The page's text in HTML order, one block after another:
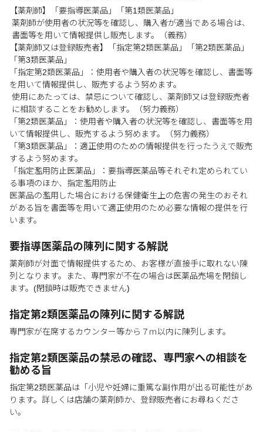
【薬剤師】「要指導医薬品」「第1類医薬品」
薬剤師が使用者の状況等を確認し、購入者が適当である場合は、
書面等を用いて情報提供し販売します。（義務）
【薬剤師又は登録販売者】「指定第2類医薬品」「第2類医薬品」
「第3類医薬品」
「指定第2類医薬品」：使用者や購入者の状況等を確認し、書面等
を用いて情報提供し、販売するよう努めます。
使用にあたっては、禁忌について確認し、薬剤師又は登録販売者
に相談することをお勧めします。（努力義務）
「第2類医薬品」：使用者や購入者の状況等を確認し、書面等を用
いて情報提供し、販売するよう努めます。（努力義務）
「第3類医薬品」：適正使用のための情報提供を行ったうえで販売
するよう努めます。
「指定濫用防止医薬品」：要指導医薬品等それぞれ定められてい
る事項のほか、指定濫用防止
医薬品の濫用した場合における保健衛生上の危害の発生のおそれ
がある旨を書面等を用いて適正使用のため必要な情報の提供を行
います。
要指導医薬品の陳列に関する解説
薬剤師が対面で情報提供するため、お客様が直接手に取れない陳
列となります。また、専門家が不在の場合は医薬品売場を閉鎖し
ます。(閉鎖時は販売できません)
指定第2類医薬品の陳列に関する解説
専門家が在席するカウンター等から７ｍ以内に陳列します。
指定第2類医薬品の禁忌の確認、専門家への相談を
勧める旨
指定第2類医薬品は「小児や妊婦に重篤な副作用が出る可能性があ
ります。詳しくは店舗の薬剤師か、登録販売者にお尋ねくださ
い。